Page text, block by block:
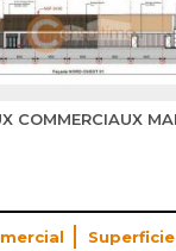
COMMERCIAUX
Superficie